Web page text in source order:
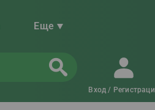
Еще
Вход /